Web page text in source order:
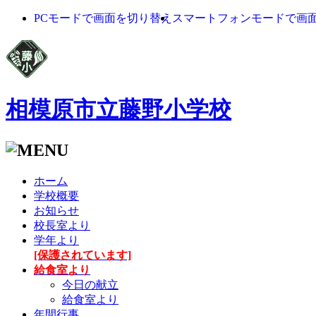
PCモードで画面を切り替え スマートフォンモードで画
相模原市立藤野小学校
ホーム
学校概要
お知らせ
校長室より
学年より
[保護されています]
給食室より
今日の献立
給食室より